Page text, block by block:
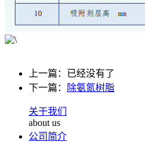
上一篇：已经没有了
下一篇：
除氨氮树脂
关于我们
about us
公司简介